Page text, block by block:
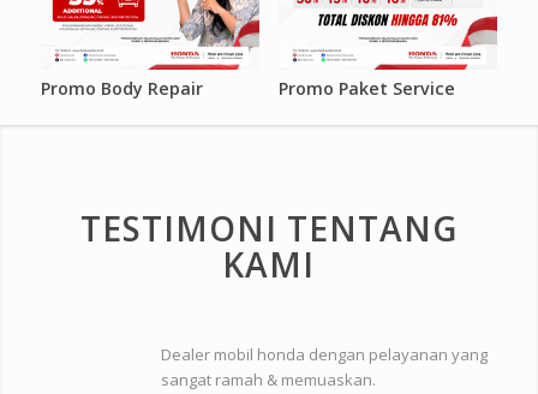
Promo Body Repair Promo Paket Service
TESTIMONI TENTANG
KAMI
Dealer mobil honda dengan pelayanan yang
sangat ramah & memuaskan.